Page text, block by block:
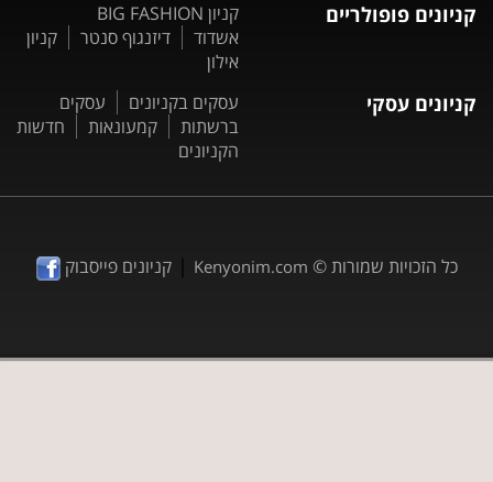
קניונים פופולריים
קניון BIG FASHION
אשדוד
דיזנגוף סנטר
קניון
אילון
קניונים עסקי עסקים בקניונים
עסקים
ברשתות
קמעונאות
חדשות
הקניונים
כל הזכויות שמורות © Kenyonim.com
|קניונים פייסבוק